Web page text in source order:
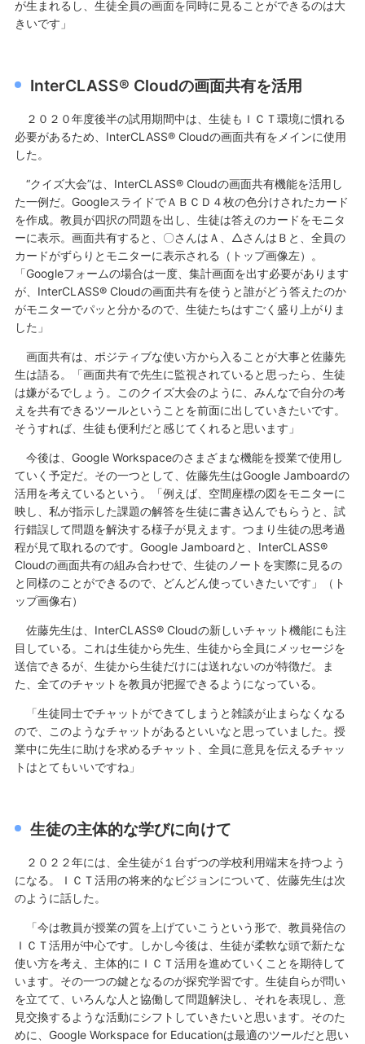
が生まれるし、生徒全員の画面を同時に見ることができるのは大
きいです」
InterCLASS® Cloudの画面共有を活用
２０２０年度後半の試用期間中は、生徒もＩＣＴ環境に慣れる
必要があるため、InterCLASS® Cloudの画面共有をメインに使用
した。
“クイズ大会”は、InterCLASS® Cloudの画面共有機能を活用し
た一例だ。GoogleスライドでＡＢＣＤ４枚の色分けされたカード
を作成。教員が四択の問題を出し、生徒は答えのカードをモニタ
ーに表示。画面共有すると、〇さんはＡ、△さんはＢと、全員の
カードがずらりとモニターに表示される（トップ画像左）。
「Googleフォームの場合は一度、集計画面を出す必要があります
が、InterCLASS® Cloudの画面共有を使うと誰がどう答えたのか
がモニターでパッと分かるので、生徒たちはすごく盛り上がりま
した」
画面共有は、ポジティブな使い方から入ることが大事と佐藤先
生は語る。「画面共有で先生に監視されていると思ったら、生徒
は嫌がるでしょう。このクイズ大会のように、みんなで自分の考
えを共有できるツールということを前面に出していきたいです。
そうすれば、生徒も便利だと感じてくれると思います」
今後は、Google Workspaceのさまざまな機能を授業で使用し
ていく予定だ。その一つとして、佐藤先生はGoogle Jamboardの
活用を考えているという。「例えば、空間座標の図をモニターに
映し、私が指示した課題の解答を生徒に書き込んでもらうと、試
行錯誤して問題を解決する様子が見えます。つまり生徒の思考過
程が見て取れるのです。Google Jamboardと、InterCLASS®
Cloudの画面共有の組み合わせで、生徒のノートを実際に見るの
と同様のことができるので、どんどん使っていきたいです」（ト
ップ画像右）
佐藤先生は、InterCLASS® Cloudの新しいチャット機能にも注
目している。これは生徒から先生、生徒から全員にメッセージを
送信できるが、生徒から生徒だけには送れないのが特徴だ。ま
た、全てのチャットを教員が把握できるようになっている。
「生徒同士でチャットができてしまうと雑談が止まらなくなる
ので、このようなチャットがあるといいなと思っていました。授
業中に先生に助けを求めるチャット、全員に意見を伝えるチャッ
トはとてもいいですね」
生徒の主体的な学びに向けて
２０２２年には、全生徒が１台ずつの学校利用端末を持つよう
になる。ＩＣＴ活用の将来的なビジョンについて、佐藤先生は次
のように話した。
「今は教員が授業の質を上げていこうという形で、教員発信の
ＩＣＴ活用が中心です。しかし今後は、生徒が柔軟な頭で新たな
使い方を考え、主体的にＩＣＴ活用を進めていくことを期待して
います。その一つの鍵となるのが探究学習です。生徒自らが問い
を立てて、いろんな人と協働して問題解決し、それを表現し、意
見交換するような活動にシフトしていきたいと思います。そのた
めに、Google Workspace for Educationは最適のツールだと思い